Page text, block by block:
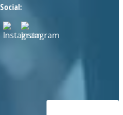
Social: